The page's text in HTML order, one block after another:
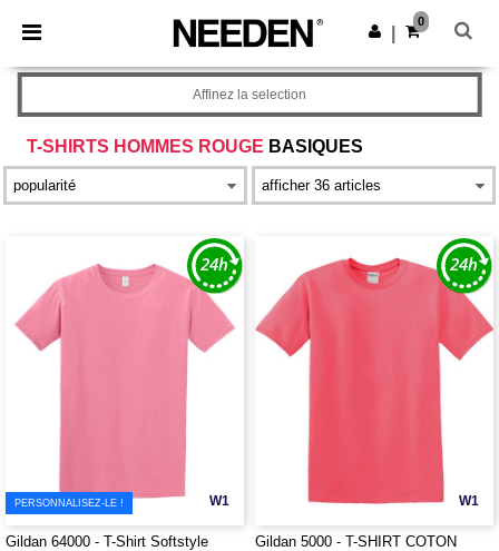
× Appli Needen
Meilleurs prix sur l’app !
Obtenir l'appli
0
T-SHIRTS HOMMES ROUGE BASIQUES
Affinez la selection
W1
PERSONNALISEZ-LE !
Gildan 64000 - T-Shirt Softstyle
W1
Gildan 5000 - T-SHIRT COTON